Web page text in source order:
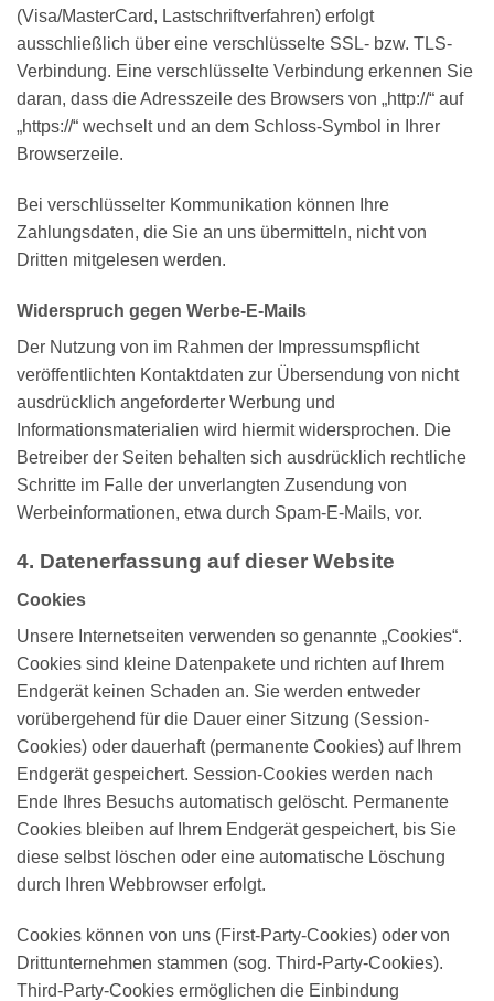
(Visa/MasterCard, Lastschriftverfahren) erfolgt
ausschließlich über eine verschlüsselte SSL- bzw. TLS-
Verbindung. Eine verschlüsselte Verbindung erkennen Sie
daran, dass die Adresszeile des Browsers von „http://“ auf
„https://“ wechselt und an dem Schloss-Symbol in Ihrer
Browserzeile.
Bei verschlüsselter Kommunikation können Ihre
Zahlungsdaten, die Sie an uns übermitteln, nicht von
Dritten mitgelesen werden.
Widerspruch gegen Werbe-E-Mails
Der Nutzung von im Rahmen der Impressumspflicht
veröffentlichten Kontaktdaten zur Übersendung von nicht
ausdrücklich angeforderter Werbung und
Informationsmaterialien wird hiermit widersprochen. Die
Betreiber der Seiten behalten sich ausdrücklich rechtliche
Schritte im Falle der unverlangten Zusendung von
Werbeinformationen, etwa durch Spam-E-Mails, vor.
4. Datenerfassung auf dieser Website
Cookies
Unsere Internetseiten verwenden so genannte „Cookies“.
Cookies sind kleine Datenpakete und richten auf Ihrem
Endgerät keinen Schaden an. Sie werden entweder
vorübergehend für die Dauer einer Sitzung (Session-
Cookies) oder dauerhaft (permanente Cookies) auf Ihrem
Endgerät gespeichert. Session-Cookies werden nach
Ende Ihres Besuchs automatisch gelöscht. Permanente
Cookies bleiben auf Ihrem Endgerät gespeichert, bis Sie
diese selbst löschen oder eine automatische Löschung
durch Ihren Webbrowser erfolgt.
Cookies können von uns (First-Party-Cookies) oder von
Drittunternehmen stammen (sog. Third-Party-Cookies).
Third-Party-Cookies ermöglichen die Einbindung